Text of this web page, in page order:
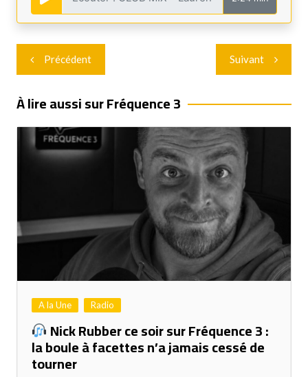
Navigation
de
l’article
Précédent Suivant
À lire aussi sur Fréquence 3
A la Une Radio
Nick Rubber ce soir sur Fréquence 3 :
la boule à facettes n’a jamais cessé de
tourner